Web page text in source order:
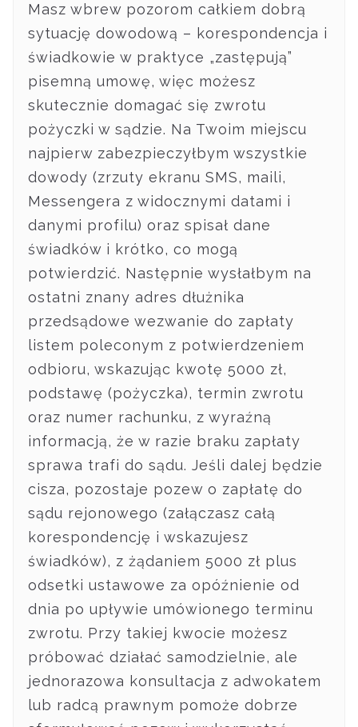
Masz wbrew pozorom całkiem dobrą
sytuację dowodową – korespondencja i
świadkowie w praktyce „zastępują”
pisemną umowę, więc możesz
skutecznie domagać się zwrotu
pożyczki w sądzie. Na Twoim miejscu
najpierw zabezpieczyłbym wszystkie
dowody (zrzuty ekranu SMS, maili,
Messengera z widocznymi datami i
danymi profilu) oraz spisał dane
świadków i krótko, co mogą
potwierdzić. Następnie wysłałbym na
ostatni znany adres dłużnika
przedsądowe wezwanie do zapłaty
listem poleconym z potwierdzeniem
odbioru, wskazując kwotę 5000 zł,
podstawę (pożyczka), termin zwrotu
oraz numer rachunku, z wyraźną
informacją, że w razie braku zapłaty
sprawa trafi do sądu. Jeśli dalej będzie
cisza, pozostaje pozew o zapłatę do
sądu rejonowego (załączasz całą
korespondencję i wskazujesz
świadków), z żądaniem 5000 zł plus
odsetki ustawowe za opóźnienie od
dnia po upływie umówionego terminu
zwrotu. Przy takiej kwocie możesz
próbować działać samodzielnie, ale
jednorazowa konsultacja z adwokatem
lub radcą prawnym pomoże dobrze